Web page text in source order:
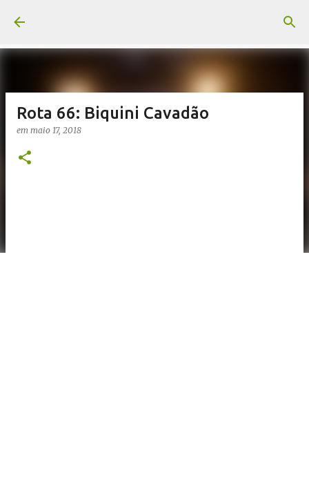
Rota 66: Biquini Cavadão
em maio 17, 2018